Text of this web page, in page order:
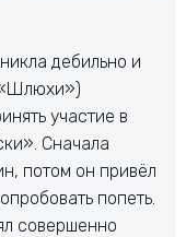
дебильно и
участие в
Сначала
потом он привёл
попеть.
совершенно